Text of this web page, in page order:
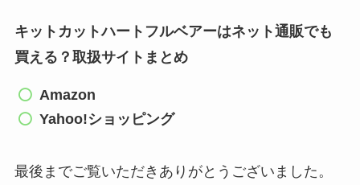
キットカットハートフルベアーはネット通販でも
買える？取扱サイトまとめ
Amazon
Yahoo!ショッピング
最後までご覧いただきありがとうございました。